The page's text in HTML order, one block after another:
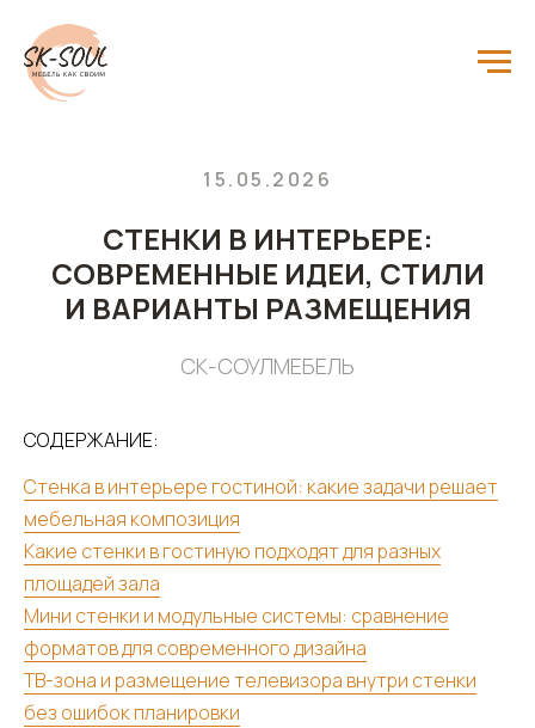
Главная /
Стенки в интерьере: современные идеи, стили и варианты размещения
15.05.2026
СТЕНКИ В ИНТЕРЬЕРЕ:
СОВРЕМЕННЫЕ ИДЕИ, СТИЛИ
И ВАРИАНТЫ РАЗМЕЩЕНИЯ
СК-СОУЛМЕБЕЛЬ
СОДЕРЖАНИЕ:
Стенка в интерьере гостиной: какие задачи решает
мебельная композиция
Какие стенки в гостиную подходят для разных
площадей зала
Мини стенки и модульные системы: сравнение
форматов для современного дизайна
ТВ-зона и размещение телевизора внутри стенки
без ошибок планировки